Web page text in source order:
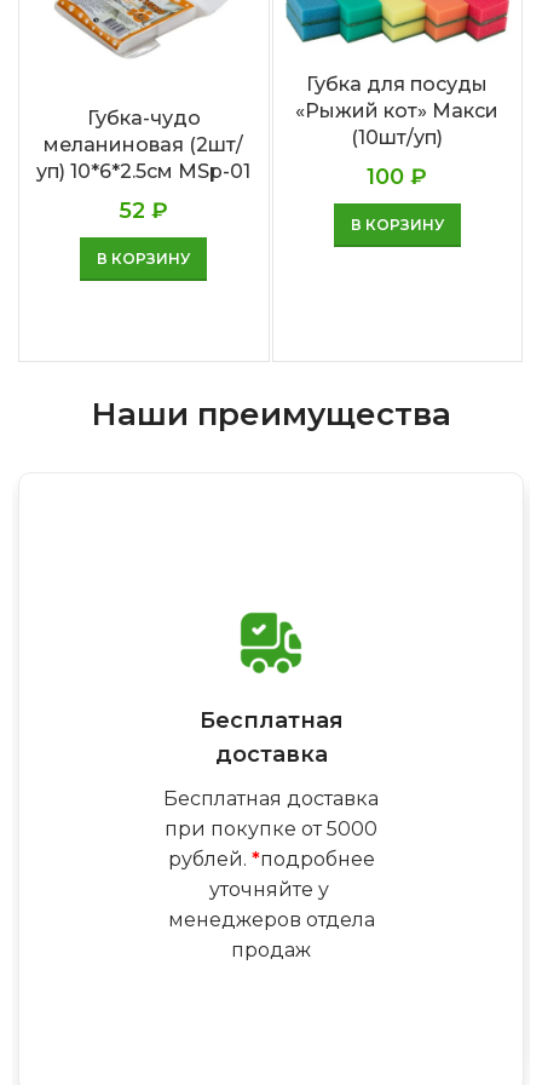
Губка-чудо
меланиновая (2шт/
уп) 10*6*2.5cм MSp-01
52₽
В КОРЗИНУ
Губка для посуды
«Рыжий кот» Макси
(10шт/уп)
100₽
В КОРЗИНУ
Наши преимущества
Бесплатная
доставка
Бесплатная доставка
при покупке от 5000
рублей. *подробнее
уточняйте у
менеджеров отдела
продаж